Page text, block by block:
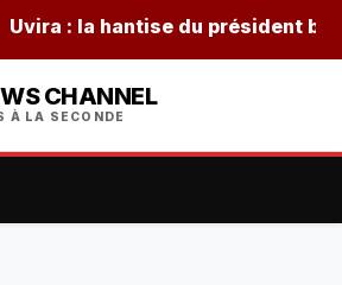
: la hantise du président
CHANNEL
À LA SECONDE